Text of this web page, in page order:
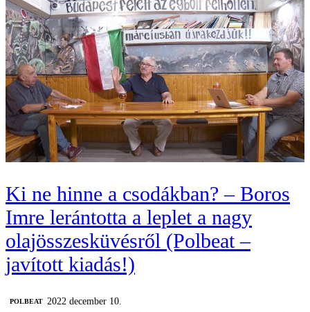
Ki ne hinne a csodákban? – Boros
Imre lerántotta a leplet a nagy
olajösszesküvésről (Polbeat –
javított kiadás!)
‎POLBEAT
2022 december 10.